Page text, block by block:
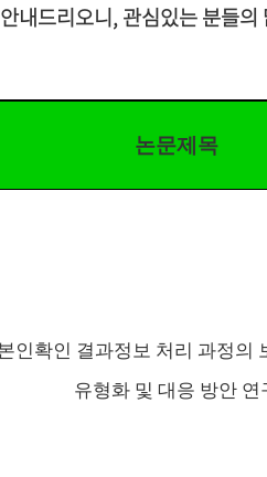
내드리오니,관심있는 분들의
논문제목
인확인 결과정보 처리 과정의
유형화 및 대응 방안 연